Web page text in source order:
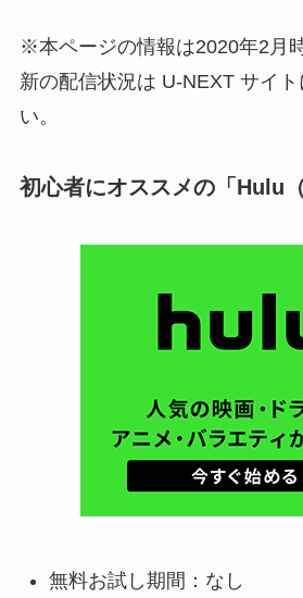
※本ページの情報は2020年2月
新の配信状況は U-NEXT サイ
い。
初心者にオススメの「Hulu
無料お試し期間：なし